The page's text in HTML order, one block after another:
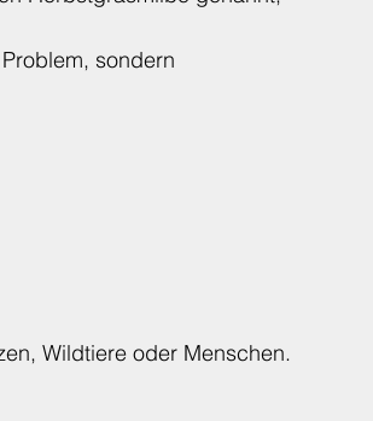
sondern
Wildtiere oder Menschen.